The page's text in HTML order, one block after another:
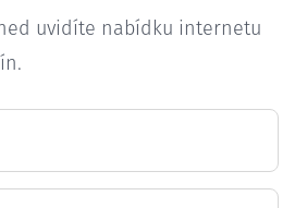
uvidíte nabídku internetu